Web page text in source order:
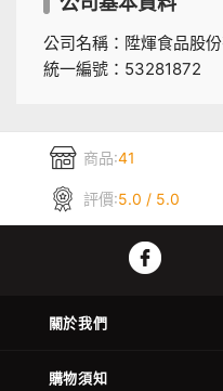
公司名稱：陞煇食品股
統一編號：53281872
商品:41
評價:5.0 / 5.0
關於我們
購物須知